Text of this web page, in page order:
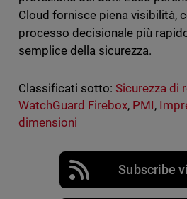
Cloud fornisce piena visibilità,
processo decisionale più
semplice della sicurezza.
Classificati sotto: Sicurezza di
WatchGuard Firebox, PMI,
dimensioni
Subscribe